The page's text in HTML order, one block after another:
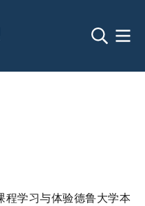
程学习与体验德鲁大学本